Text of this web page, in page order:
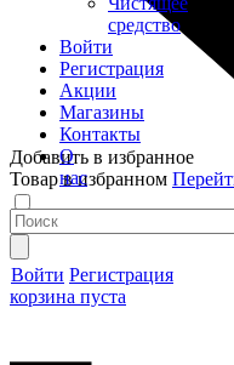
средство
Войти
Регистрация
Акции
Магазины
Контакты
О
нас
Войти Регистрация
корзина пуста
Добавить в избранное
Товар в избранном